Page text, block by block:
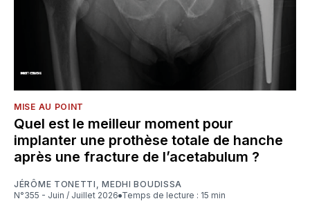
MISE AU POINT
Quel est le meilleur moment pour
implanter une prothèse totale de hanche
après une fracture de l’acetabulum ?
JÉRÔME TONETTI ,MEDHI BOUDISSA
N°355 - Juin / Juillet 2026
Temps de lecture : 15 min